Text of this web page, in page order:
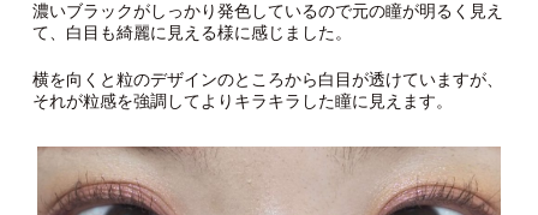
濃いブラックがしっかり発色しているので元の瞳が明るく見え
て、白目も綺麗に見える様に感じました。
横を向くと粒のデザインのところから白目が透けていますが、
それが粒感を強調してよりキラキラした瞳に見えます。